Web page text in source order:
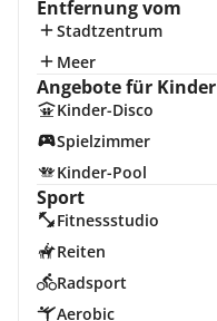
Entfernung vom
Stadtzentrum
Meer
Angebote für Kinder
Kinder-Disco
Spielzimmer
Kinder-Pool
Sport
Fitnessstudio
Reiten
Radsport
Aerobic